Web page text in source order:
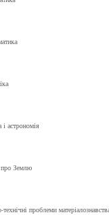
і астрономія
Землю
технічні проблеми